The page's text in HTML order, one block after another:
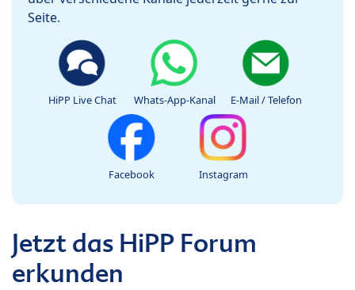
Seite.
HiPP Live Chat Whats-App-Kanal E-Mail / Telefon
Facebook Instagram
Jetzt das HiPP Forum
erkunden